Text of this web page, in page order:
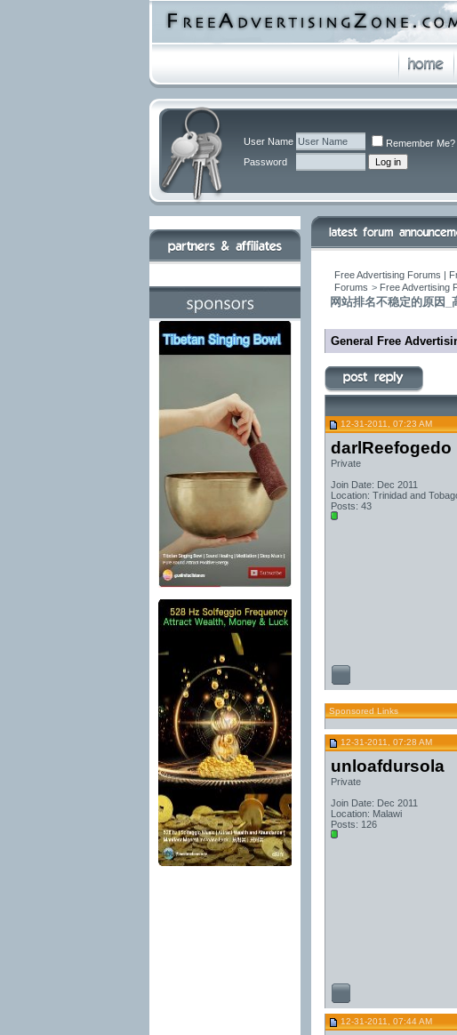
User Name
Remember Me?
Password
Free Advertising Forums |
Forums > Free Advertising
网站排名不稳定的原因_
General Free
12-31-2011, 07:23 AM
darlReefogedo
Private
Join Date: Dec 2011
Location: Trinidad and
Posts: 43
Sponsored Links
12-31-2011, 07:28 AM
unloafdursola
Private
Join Date: Dec 2011
Location: Malawi
Posts: 126
12-31-2011, 07:44 AM